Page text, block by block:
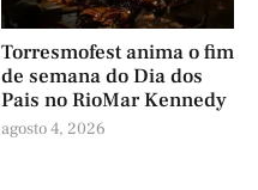
Torresmofest anima o fim
de semana do Dia dos
Pais no RioMar Kennedy
agosto 4, 2026